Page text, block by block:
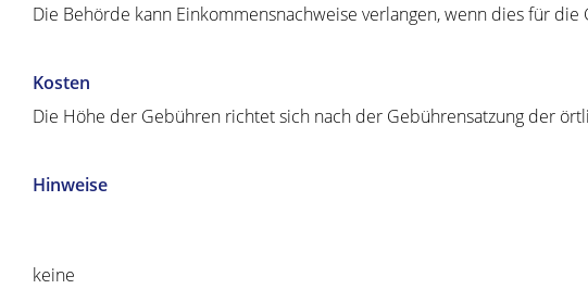
Die Behörde kann Einkommensnachweise verlangen, wenn dies für
Kosten
Die Höhe der Gebühren richtet sich nach der Gebührensatzung der
Hinweise
keine